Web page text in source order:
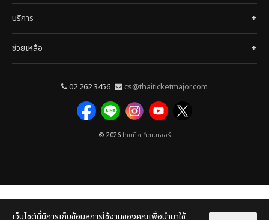
บริการ
ช่วยเหลือ
02 262 3456 cs@thaiticketmajor.com
© 2026ไทยทิคเก็ตเมเจอร์
เว็บไซต์นี้มีการเก็บข้อมูลการใช้งานของคุณเพื่อนำมาใช้